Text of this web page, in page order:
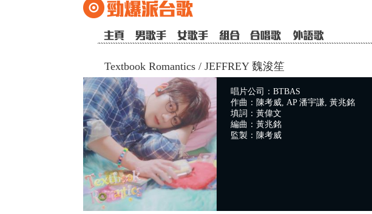
Textbook Romantics / JEFFREY 魏浚笙
唱片公司：BTBAS
作曲：陳考威, AP 潘宇謙, 黃兆銘
填詞：黃偉文
編曲：黃兆銘
監製：陳考威